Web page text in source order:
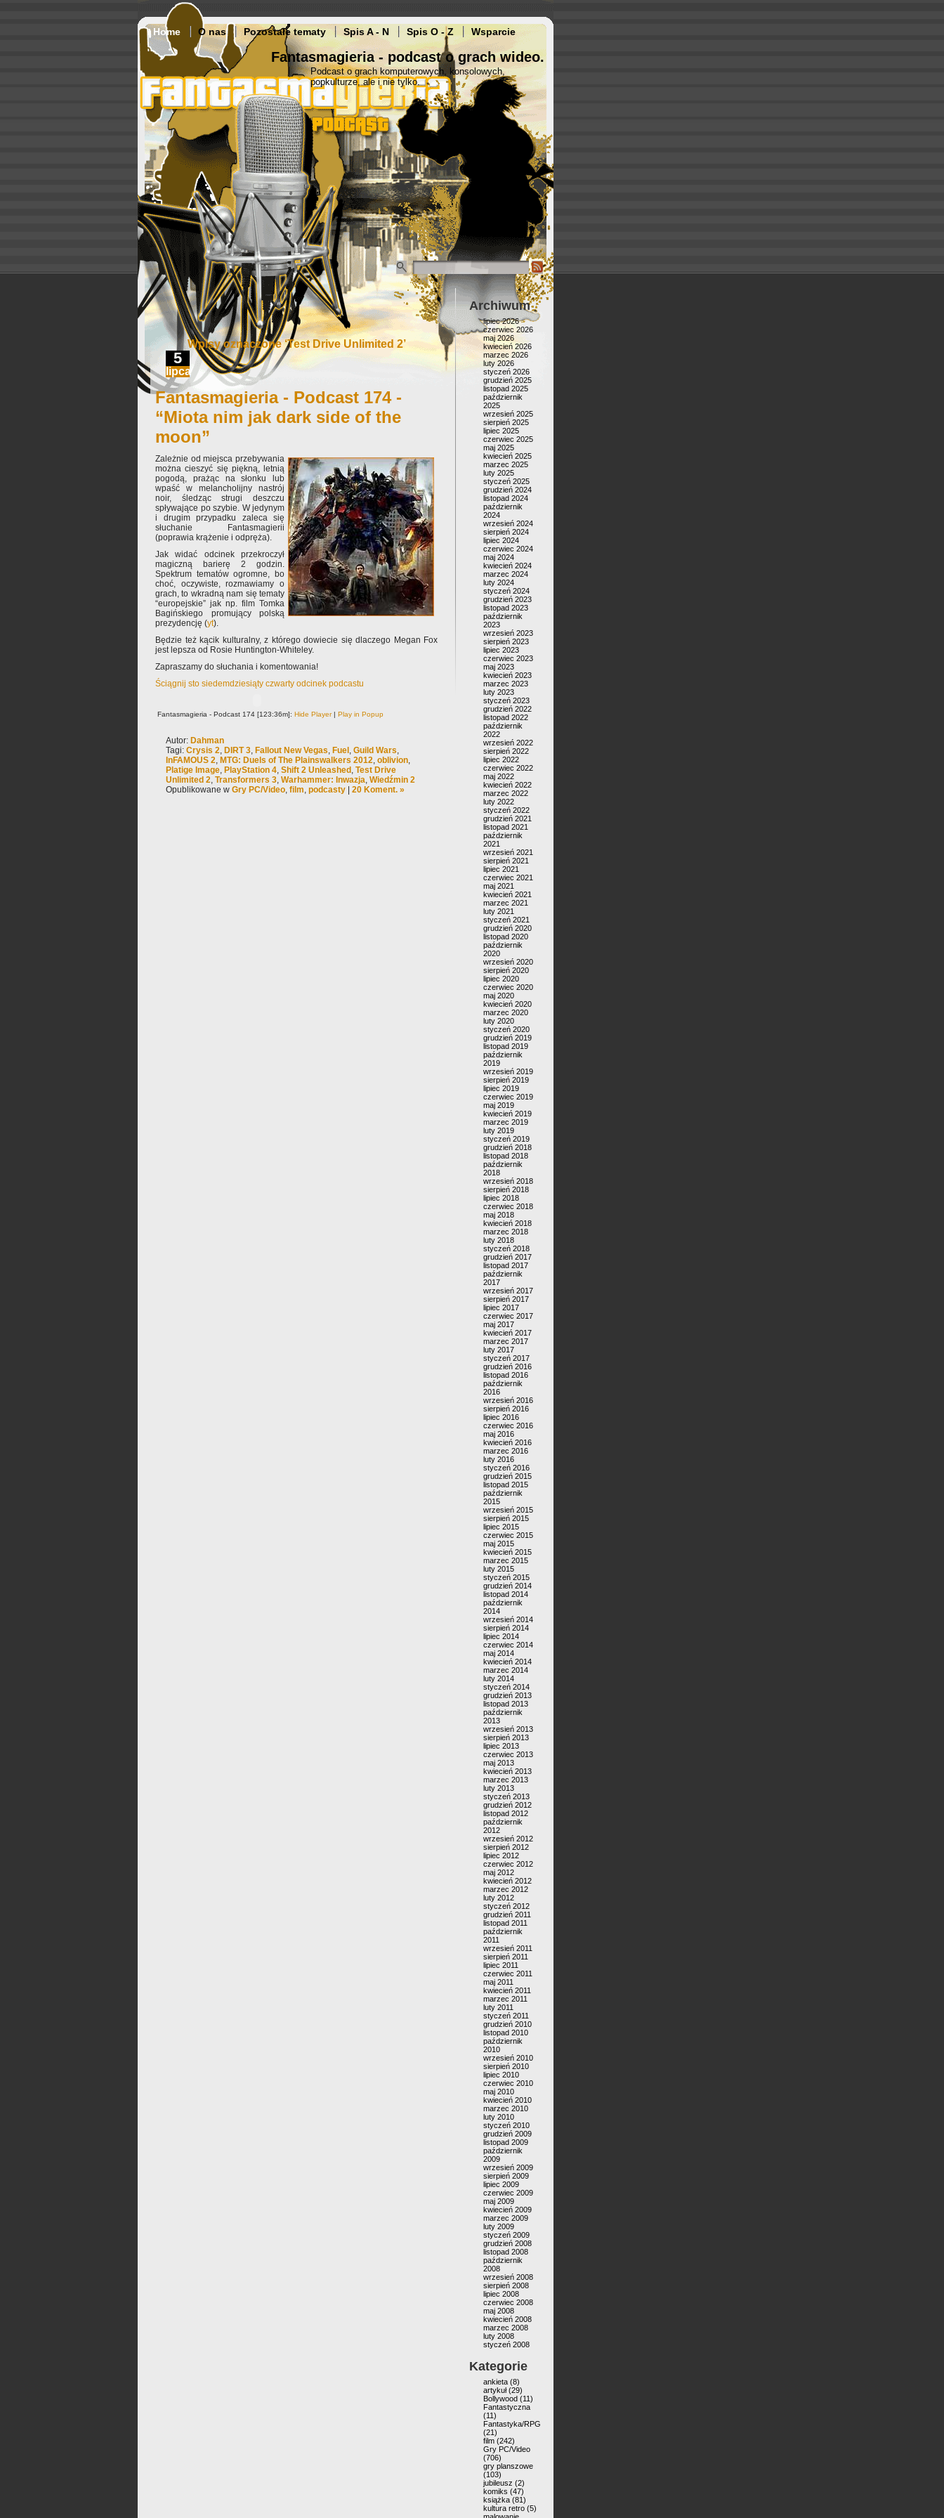
Home O nas Pozostałe tematy Spis A - N Spis O - Z Wsparcie
Fantasmagieria - podcast o grach wideo.
Podcast o grach komputerowych, konsolowych,
popkulturze, ale i nie tylko.
Wpisy oznaczone ‘Test Drive Unlimited 2’
5
lipca
Fantasmagieria - Podcast 174 -
“Miota nim jak dark side of the
moon”
Zależnie od miejsca przebywania
można cieszyć się piękną, letnią
pogodą, prażąc na słonku lub
wpaść w melancholijny nastrój
noir, śledząc strugi deszczu
spływające po szybie. W jedynym
i drugim przypadku zaleca się
słuchanie Fantasmagierii
(poprawia krążenie i odpręża).
Jak widać odcinek przekroczył
magiczną barierę 2 godzin.
Spektrum tematów ogromne, bo
choć, oczywiste, rozmawiamy o
grach, to wkradną nam się tematy
“europejskie” jak np. film Tomka
Bagińskiego promujący polską
prezydencję (yt).
Będzie też kącik kulturalny, z którego dowiecie się dlaczego Megan Fox
jest lepsza od Rosie Huntington-Whiteley.
Zapraszamy do słuchania i komentowania!
Ściągnij sto siedemdziesiąty czwarty odcinek podcastu
Fantasmagieria - Podcast 174 [123:36m]: Hide Player| Play in Popup
Autor: Dahman
Tagi: Crysis 2, DIRT 3, Fallout New Vegas, Fuel , Guild Wars,
InFAMOUS 2, MTG: Duels of The Plainswalkers 2012, oblivion,
Platige Image, PlayStation 4, Shift 2 Unleashed , Test Drive
Unlimited 2, Transformers 3, Warhammer: Inwazja, Wiedźmin 2
Opublikowane w Gry PC/Video, film, podcasty 20 Koment. »
Archiwum
lipiec 2026
czerwiec 2026
maj 2026
kwiecień 2026
marzec 2026
luty 2026
styczeń 2026
grudzień 2025
listopad 2025
październik
2025
wrzesień 2025
sierpień 2025
lipiec 2025
czerwiec 2025
maj 2025
kwiecień 2025
marzec 2025
luty 2025
styczeń 2025
grudzień 2024
listopad 2024
październik
2024
wrzesień 2024
sierpień 2024
lipiec 2024
czerwiec 2024
maj 2024
kwiecień 2024
marzec 2024
luty 2024
styczeń 2024
grudzień 2023
listopad 2023
październik
2023
wrzesień 2023
sierpień 2023
lipiec 2023
czerwiec 2023
maj 2023
kwiecień 2023
marzec 2023
luty 2023
styczeń 2023
grudzień 2022
listopad 2022
październik
2022
wrzesień 2022
sierpień 2022
lipiec 2022
czerwiec 2022
maj 2022
kwiecień 2022
marzec 2022
luty 2022
styczeń 2022
grudzień 2021
listopad 2021
październik
2021
wrzesień 2021
sierpień 2021
lipiec 2021
czerwiec 2021
maj 2021
kwiecień 2021
marzec 2021
luty 2021
styczeń 2021
grudzień 2020
listopad 2020
październik
2020
wrzesień 2020
sierpień 2020
lipiec 2020
czerwiec 2020
maj 2020
kwiecień 2020
marzec 2020
luty 2020
styczeń 2020
grudzień 2019
listopad 2019
październik
2019
wrzesień 2019
sierpień 2019
lipiec 2019
czerwiec 2019
maj 2019
kwiecień 2019
marzec 2019
luty 2019
styczeń 2019
grudzień 2018
listopad 2018
październik
2018
wrzesień 2018
sierpień 2018
lipiec 2018
czerwiec 2018
maj 2018
kwiecień 2018
marzec 2018
luty 2018
styczeń 2018
grudzień 2017
listopad 2017
październik
2017
wrzesień 2017
sierpień 2017
lipiec 2017
czerwiec 2017
maj 2017
kwiecień 2017
marzec 2017
luty 2017
styczeń 2017
grudzień 2016
listopad 2016
październik
2016
wrzesień 2016
sierpień 2016
lipiec 2016
czerwiec 2016
maj 2016
kwiecień 2016
marzec 2016
luty 2016
styczeń 2016
grudzień 2015
listopad 2015
październik
2015
wrzesień 2015
sierpień 2015
lipiec 2015
czerwiec 2015
maj 2015
kwiecień 2015
marzec 2015
luty 2015
styczeń 2015
grudzień 2014
listopad 2014
październik
2014
wrzesień 2014
sierpień 2014
lipiec 2014
czerwiec 2014
maj 2014
kwiecień 2014
marzec 2014
luty 2014
styczeń 2014
grudzień 2013
listopad 2013
październik
2013
wrzesień 2013
sierpień 2013
lipiec 2013
czerwiec 2013
maj 2013
kwiecień 2013
marzec 2013
luty 2013
styczeń 2013
grudzień 2012
listopad 2012
październik
2012
wrzesień 2012
sierpień 2012
lipiec 2012
czerwiec 2012
maj 2012
kwiecień 2012
marzec 2012
luty 2012
styczeń 2012
grudzień 2011
listopad 2011
październik
2011
wrzesień 2011
sierpień 2011
lipiec 2011
czerwiec 2011
maj 2011
kwiecień 2011
marzec 2011
luty 2011
styczeń 2011
grudzień 2010
listopad 2010
październik
2010
wrzesień 2010
sierpień 2010
lipiec 2010
czerwiec 2010
maj 2010
kwiecień 2010
marzec 2010
luty 2010
styczeń 2010
grudzień 2009
listopad 2009
październik
2009
wrzesień 2009
sierpień 2009
lipiec 2009
czerwiec 2009
maj 2009
kwiecień 2009
marzec 2009
luty 2009
styczeń 2009
grudzień 2008
listopad 2008
październik
2008
wrzesień 2008
sierpień 2008
lipiec 2008
czerwiec 2008
maj 2008
kwiecień 2008
marzec 2008
luty 2008
styczeń 2008
Kategorie
ankieta (8)
artykuł(29)
Bollywood (11)
Fantastyczna
(11)
Fantastyka/RPG
(21)
film (242)
Gry PC/Video
(706)
gry planszowe
(103)
jubileusz (2)
komiks (47)
książka (81)
kultura retro (5)